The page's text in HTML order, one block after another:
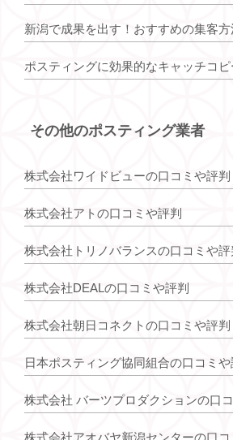
新潟で成果を出す！おすすめの集客方
ポスティングに効果的なキャッチコ
その他のポスティング業者
株式会社ワイドビューの口コミや評判
株式会社アトの口コミや評判
株式会社トリノバランスの口コミや評
株式会社DEALの口コミや評判
株式会社朝日コネクトの口コミや評判
日本ポスティング協同組合の口コミや
株式会社 バーツプロダクションの口
株式会社アオバヤ新潟センターの口コ